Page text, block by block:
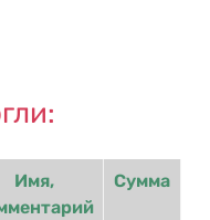
Имя,
Сумма